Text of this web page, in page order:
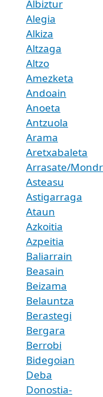
Albiztur
Alegia
Alkiza
Altzaga
Altzo
Amezketa
Andoain
Anoeta
Antzuola
Arama
Aretxabaleta
Arrasate/
Asteasu
Astigarraga
Ataun
Azkoitia
Azpeitia
Baliarrain
Beasain
Beizama
Belauntza
Berastegi
Bergara
Berrobi
Bidegoian
Deba
Donostia-